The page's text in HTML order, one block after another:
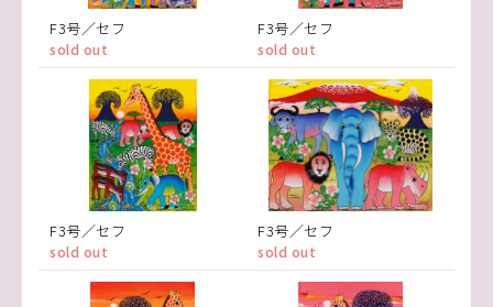
F3号／セフ
sold out
F3号／セフ
sold out
F3号／セフ
sold out
F3号／セフ
sold out